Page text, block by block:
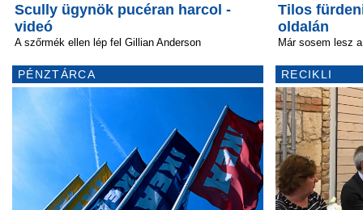
Scully ügynök pucéran harcol -
videó
A szőrmék ellen lép fel Gillian Anderson
PÉNZTÁRCA
Tilos
oldalán
Már sosem lesz
RECIKLI